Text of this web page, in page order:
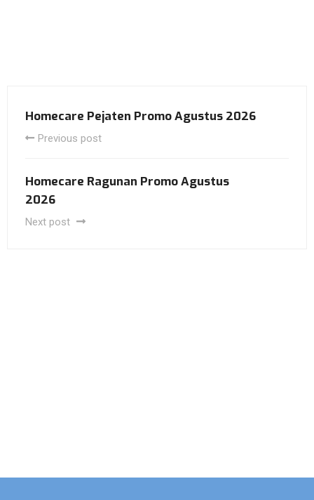
Homecare Pejaten Promo Agustus 2026
Previous post
Homecare Ragunan Promo Agustus
2026
Next post